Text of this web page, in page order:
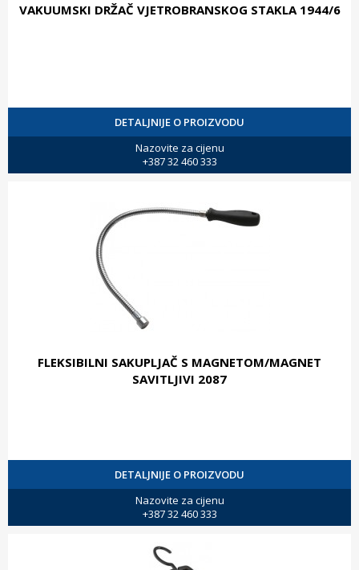
VAKUUMSKI DRŽAČ VJETROBRANSKOG STAKLA 1944/6
DETALJNIJE O PROIZVODU
Nazovite za cijenu
+387 32 460 333
FLEKSIBILNI SAKUPLJAČ S MAGNETOM/MAGNET
SAVITLJIVI 2087
DETALJNIJE O PROIZVODU
Nazovite za cijenu
+387 32 460 333